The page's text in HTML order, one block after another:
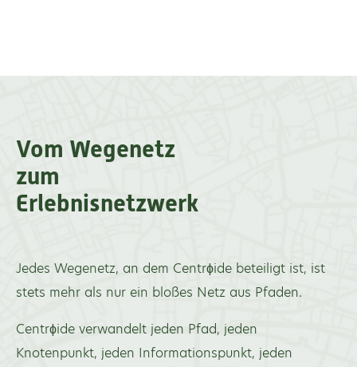
Vom Wegenetz
zum
Erlebnisnetzwerk
Jedes Wegenetz, an dem Centrϕide beteiligt ist, ist
stets mehr als nur ein bloßes Netz aus Pfaden.
Centrϕide verwandelt jeden Pfad, jeden
Knotenpunkt, jeden Informationspunkt, jeden